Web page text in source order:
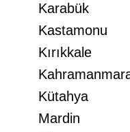
Karabük
Kastamonu
Kırıkkale
Kütahya
Mardin